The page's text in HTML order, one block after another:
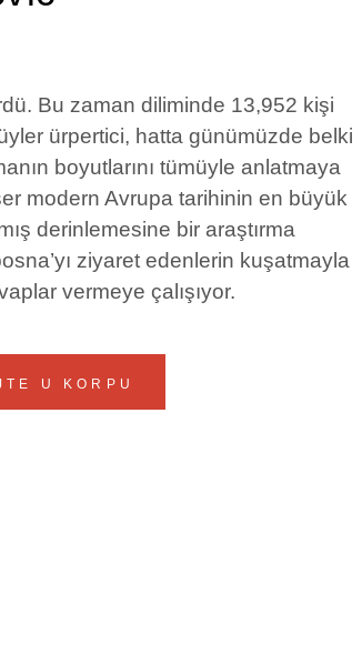
Bu zaman diliminde 13,952 kişi
ürpertici, hatta günümüzde belki
boyutlarını tümüyle anlatmaya
modern Avrupa tarihinin en büyük
derinlemesine bir araştırma
ziyaret edenlerin kuşatmayla
vermeye çalışıyor.
U KORPU